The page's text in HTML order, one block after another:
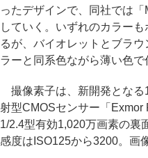
ったデザインで、同社では
していく。いずれのカラー
るが、バイオレットとブラ
ラーと同系色ながら薄い色で
撮像素子は、新開発となる
射型CMOSセンサー「Exmor
1/2.4型有効1,020万画素の裏
感度はISO125から3200。画